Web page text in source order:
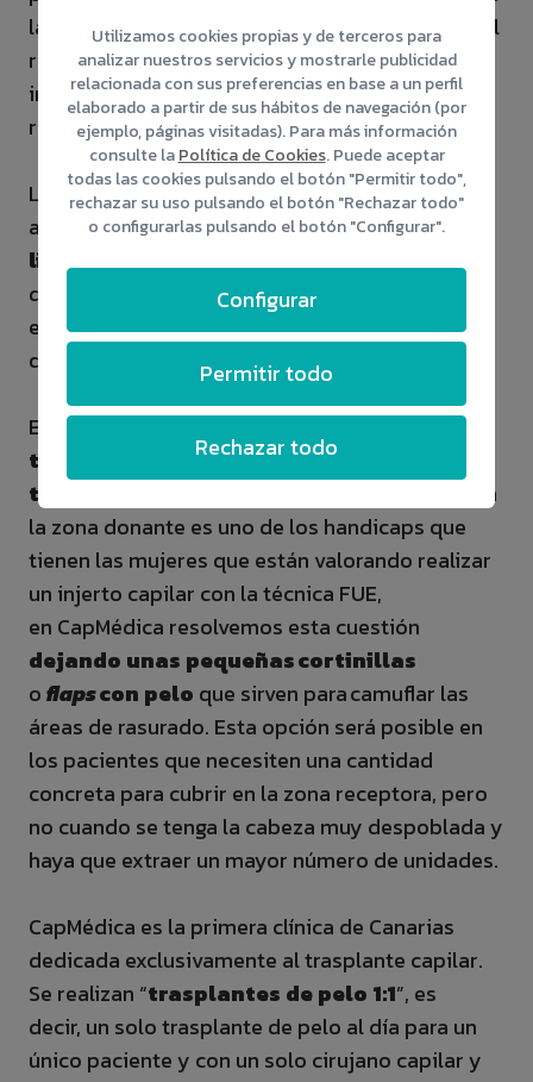
la zona donante y crecerá al mismo ritmo que el
resto. Empezarás a ver los resultados de forma
inmediata, pero al cabo de un año verás el
resultado final de tu injerto capilar.
Los candidatos idóneos para la técnica FUE son
aquellos que sufrenpérdidas de pelo
limitadas, alopecias cicatriciales controladas
de escasa extensión, pacientes que quieren
evitar la cicatriz para llevar el pelo corto y los
que tienen zonas donantes de baja densidad.
En CapMédica
trasplante capilar femenino con la
técnica FUE
. Aunque el rasurado del cabello en
la zona donante es uno de los handicaps que
tienen las mujeres que están valorando realizar
un injerto capilar con la técnica FUE,
en CapMédica resolvemos esta cuestión
dejando unas pequeñas cortinillas
oflapscon pelo que sirven para camuflar las
áreas de rasurado. Esta opción será posible en
los pacientes que necesiten una cantidad
concreta para cubrir en la zona receptora, pero
no cuando se tenga la cabeza muy despoblada y
haya que extraer un mayor número de unidades.
CapMédica es la primera clínica de Canarias
dedicada exclusivamente al trasplante capilar.
Se realizan “trasplantes de pelo 1:1”, es
decir, un solo trasplante de pelo al día para un
único paciente y con un solo cirujano capilar y
Utilizamos cookies propias y de terceros para
analizar nuestros servicios y mostrarle publicidad
relacionada con sus preferencias en base a un perfil
elaborado a partir de sus hábitos de navegación (por
ejemplo, páginas visitadas). Para más información
consulte laPolítica de Cookies. Puede aceptar
todas las cookies pulsando el botón "Permitir todo",
rechazar su uso pulsando el botón "Rechazar todo"
o configurarlas pulsando el botón "Configurar".
Configurar
Permitir todo
Rechazar todo